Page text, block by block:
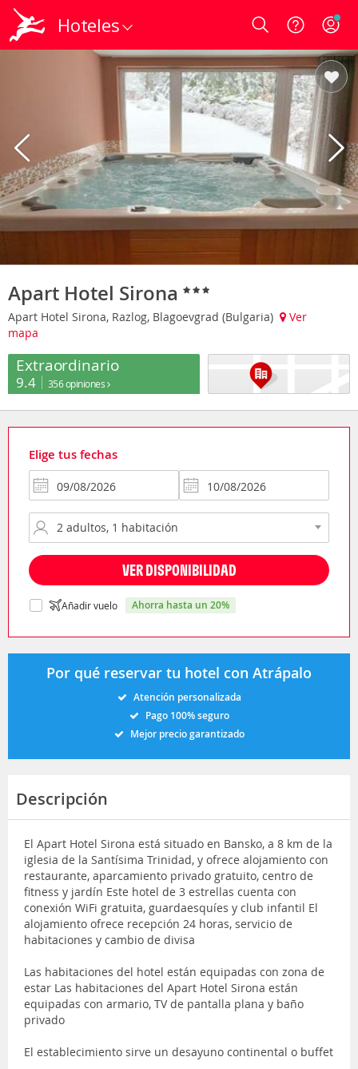
Hoteles Login
Apart Hotel Sirona
Apart Hotel Sirona, Razlog, Blagoevgrad (Bulgaria)
Ver
mapa
Extraordinario
9.4 356 opiniones
Elige tus fechas
VER DISPONIBILIDAD
Añadir vuelo ahorra hasta un 20%
Por qué reservar tu hotel con Atrápalo
Atención personalizada
Pago 100% seguro
Mejor precio garantizado
Descripción
El Apart Hotel Sirona está situado en Bansko, a 8 km de la
iglesia de la Santísima Trinidad, y ofrece alojamiento con
restaurante, aparcamiento privado gratuito, centro de
fitness y jardín Este hotel de 3 estrellas cuenta con
conexión WiFi gratuita, guardaesquíes y club infantil El
alojamiento ofrece recepción 24 horas, servicio de
habitaciones y cambio de divisa
Las habitaciones del hotel están equipadas con zona de
estar Las habitaciones del Apart Hotel Sirona están
equipadas con armario, TV de pantalla plana y baño
privado
El establecimiento sirve un desayuno continental o buffet